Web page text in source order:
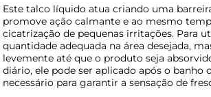
Este talco líquido atua criando uma
promove ação calmante e ao mesmo
cicatrização de pequenas irritações. Para
quantidade adequada na área desejada,
levemente até que o produto seja
diário, ele pode ser aplicado após o banho
necessário para garantir a sensação de